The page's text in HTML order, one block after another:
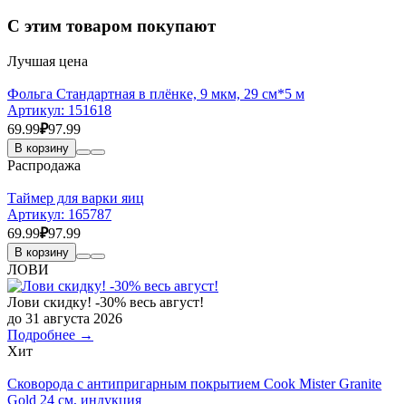
С этим товаром покупают
Лучшая цена
Фольга Стандартная в плёнке, 9 мкм, 29 см*5 м
Артикул: 151618
69.99₽97.99
В корзину
Распродажа
Таймер для варки яиц
Артикул: 165787
69.99₽97.99
В корзину
ЛОВИ
Лови скидку! -30% весь август!
до 31 августа 2026
Подробнее →
Хит
Сковорода с антипригарным покрытием Cook Mister Granite
Gold 24 см, индукция